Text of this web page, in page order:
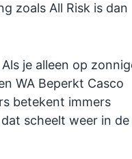
zoals All Risk is dan
je alleen op
WA Beperkt Casco
betekent immers
scheelt weer in de